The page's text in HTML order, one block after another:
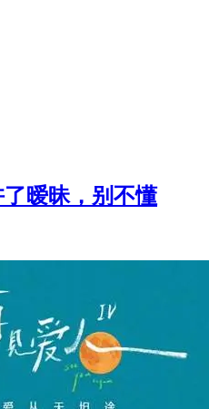
暧昧，别不懂